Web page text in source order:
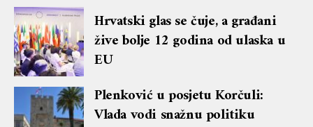
komentara
Hrvatski glas se čuje, a građani
žive bolje 12 godina od ulaska u
EU
Plenković u posjetu Korčuli:
Vlada vodi snažnu politiku